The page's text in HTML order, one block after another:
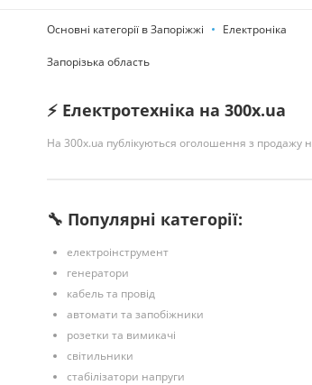
Основні категорії в Запоріжжі Електроніка
Запорізька область
⚡ Електротехніка на 300x.ua
На 300x.ua публікуються оголошення з продажу
🔧 Популярні категорії:
електроінструмент
генератори
кабель та провід
автомати та запобіжники
розетки та вимикачі
світильники
стабілізатори напруги